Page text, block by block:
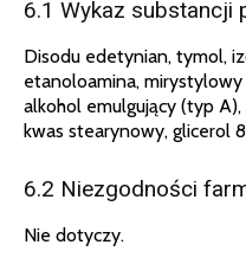
6.1 Wykaz substancji
Disodu edetynian, tymol,
etanoloamina,
alkohol emulgujący (typ
kwas stearynowy, glicerol
6.2 Niezgodności
Nie dotyczy.